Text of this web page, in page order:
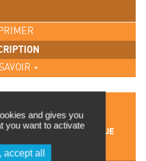
+
– CHAMPIGNONS
– AERO-
ET FLORE FONGIQUE
and gives you
you want to activate
accept all